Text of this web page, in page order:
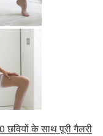
के साथ पूरी गैलरी